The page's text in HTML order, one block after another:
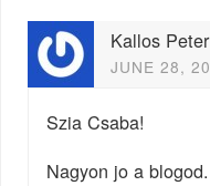
Kallos Peter
JUNE 28,
Szia Csaba!
Nagyon jo a